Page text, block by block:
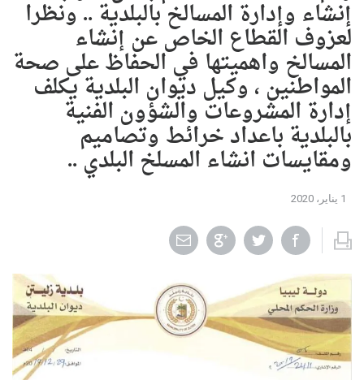
إنشاء وإدارة المسالخ بالبلدية .. ونظرا
لعزوف القطاع الخاص عن إنشاء
المسالخ واهميتها في الحفاظ على صحة
المواطنين ، وكيل ديوان البلدية يكلف
إدارة المشروعات والشؤون الفنية
بالبلدية باعداد خرائط وتصاميم
ومقايسات انشاء المسلخ البلدي ..
1 يناير، 2020